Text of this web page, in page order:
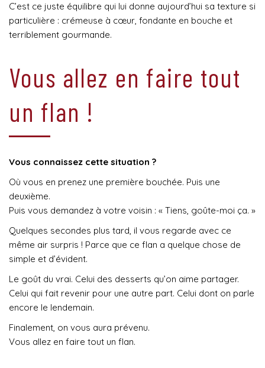
C’est ce juste équilibre qui lui donne aujourd’hui sa texture si
particulière : crémeuse à cœur, fondante en bouche et
terriblement gourmande.
Vous allez en faire tout
un flan !
Vous connaissez cette situation ?
Où vous en prenez une première bouchée. Puis une
deuxième.
Puis vous demandez à votre voisin : « Tiens, goûte-moi ça. »
Quelques secondes plus tard, il vous regarde avec ce
même air surpris ! Parce que ce flan a quelque chose de
simple et d’évident.
Le goût du vrai. Celui des desserts qu’on aime partager.
Celui qui fait revenir pour une autre part. Celui dont on parle
encore le lendemain.
Finalement, on vous aura prévenu.
Vous allez en faire tout un flan.